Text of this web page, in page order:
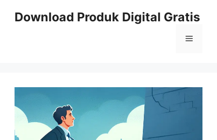
Download Produk Digital Gratis
Menu